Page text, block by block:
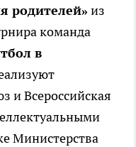
родителей» из
команда
в
и Всероссийская
Министерства